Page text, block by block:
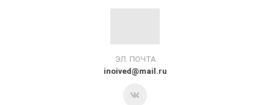
ЭЛ. ПОЧТА
inoived@mail.ru